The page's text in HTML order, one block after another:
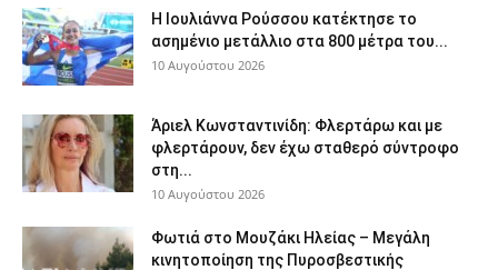
Η Ιουλιάννα Ρούσσου κατέκτησε το
ασημένιο μετάλλιο στα 800 μέτρα του...
10 Αυγούστου 2026
Άριελ Κωνσταντινίδη: Φλερτάρω και με
φλερτάρουν, δεν έχω σταθερό σύντροφο
στη...
10 Αυγούστου 2026
Φωτιά στο Μουζάκι Ηλείας – Μεγάλη
κινητοποίηση της Πυροσβεστικής